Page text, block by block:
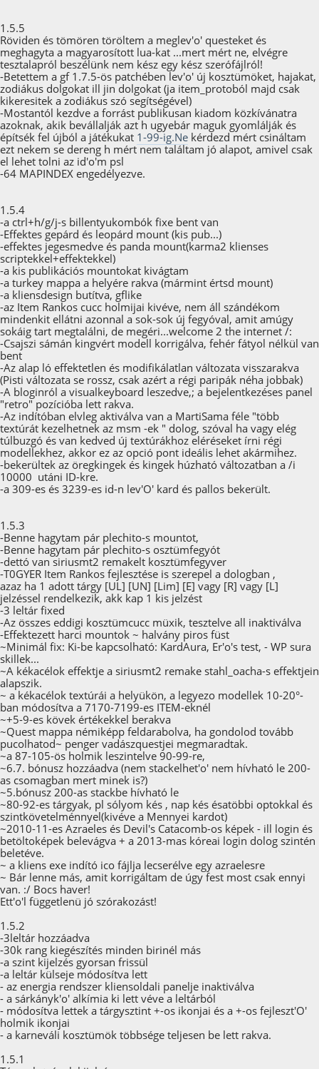
1.5.5
Röviden és tömören töröltem a meglev'o' questeket és
meghagyta a magyarosított lua-kat ...mert mért ne, elvégre
tesztalapról beszélünk nem kész egy kész szerófájlról!
-Betettem a gf 1.7.5-ös patchében lev'o' új kosztümöket, hajakat,
zodiákus dolgokat ill jin dolgokat (ja item_protoból majd csak
kikeresitek a zodiákus szó segítségével)
-Mostantól kezdve a forrást publikusan kiadom közkívánatra
azoknak, akik bevállalják azt h ugyebár maguk gyomlálják és
építsék fel újból a játékukat 1-99-ig.Ne kérdezd mért csináltam
ezt nekem se dereng h mért nem találtam jó alapot, amivel csak
el lehet tolni az id'o'm psl
-64 MAPINDEX engedélyezve.
1.5.4
-a ctrl+h/g/j-s billentyukombók fixe bent van
-Effektes gepárd és leopárd mount (kis pub...)
-effektes jegesmedve és panda mount(karma2 klienses
scriptekkel+effektekkel)
-a kis publikációs mountokat kivágtam
-a turkey mappa a helyére rakva (mármint értsd mount)
-a kliensdesign butítva, gflike
-az Item Rankos cucc holmijai kivéve, nem áll szándékom
mindenkit ellátni azonnal a sok-sok új fegyóval, amit amúgy
sokáig tart megtalálni, de megéri...welcome 2 the internet /:
-Csajszi sámán kingvért modell korrigálva, fehér fátyol nélkül van
bent
-Az alap ló effektetlen és modifikálatlan változata visszarakva
(Pisti változata se rossz, csak azért a régi paripák néha jobbak)
-A bloginról a visualkeyboard leszedve,; a bejelentkezéses panel
"retro" pozícióba lett rakva.
-Az indítóban elvleg aktiválva van a MartiSama féle "több
textúrát kezelhetnek az msm -ek " dolog, szóval ha vagy elég
túlbuzgó és van kedved új textúrákhoz eléréseket írni régi
modellekhez, akkor ez az opció pont ideális lehet akármihez.
-bekerültek az öregkingek és kingek húzható változatban a /i
10000 utáni ID-kre.
-a 309-es és 3239-es id-n lev'O' kard és pallos bekerült.
1.5.3
-Benne hagytam pár plechito-s mountot,
-Benne hagytam pár plechito-s osztümfegyót
-dettó van siriusmt2 remakelt kosztümfegyver
-T0GYER Item Rankos fejlesztése is szerepel a dologban ,
azaz ha 1 adott tárgy [UL] [UN] [Lim] [E] vagy [R] vagy [L]
jelzéssel rendelkezik, akk kap 1 kis jelzést
-3 leltár fixed
-Az összes eddigi kosztümcucc müxik, tesztelve all inaktiválva
-Effektezett harci mountok ~ halvány piros füst
~Minimál fix: Ki-be kapcsolható: KardAura, Er'o's test, - WP sura
skillek...
~A kékacélok effektje a siriusmt2 remake stahl_oacha-s effektjein
alapszik.
~ a kékacélok textúrái a helyükön, a legyezo modellek 10-20°-
ban módosítva a 7170-7199-es ITEM-eknél
~+5-9-es kövek értékekkel berakva
~Quest mappa némiképp feldarabolva, ha gondolod tovább
pucolhatod~ penger vadászquestjei megmaradtak.
~a 87-105-ös holmik leszintelve 90-99-re,
~6.7. bónusz hozzáadva (nem stackelhet'o' nem hívható le 200-
as csomagban mert minek is?)
~5.bónusz 200-as stackbe hívható le
~80-92-es tárgyak, pl sólyom kés , nap kés ésatöbbi optokkal és
szintkövetelménnyel(kivéve a Mennyei kardot)
~2010-11-es Azraeles és Devil's Catacomb-os képek - ill login és
betöltoképek belevágva + a 2013-mas kóreai login dolog szintén
beletéve.
~ a kliens exe indító ico fájlja lecserélve egy azraelesre
~ Bár lenne más, amit korrigáltam de úgy fest most csak ennyi
van. :/ Bocs haver!
Ett'o'l függetlenü jó szórakozást!
1.5.2
-3leltár hozzáadva
-30k rang kiegészítés minden birinél más
-a szint kijelzés gyorsan frissül
-a leltár külseje módosítva lett
- az energia rendszer kliensoldali panelje inaktiválva
- a sárkányk'o' alkímia ki lett véve a leltárból
- módosítva lettek a tárgysztint +-os ikonjai és a +-os fejleszt'O'
holmik ikonjai
- a karneváli kosztümök többsége teljesen be lett rakva.
1.5.1